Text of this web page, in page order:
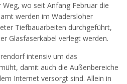
wo seit Anfang Februar die
werden im Wadersloher
Tiefbauarbeiten durchgeführt,
Glasfaserkabel verlegt werden.
intensiv um das
damit auch die Außenbereiche
Internet versorgt sind. Allein in